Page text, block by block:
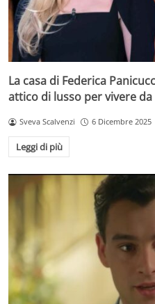
La casa di Federica
attico di lusso per vivere
Sveva Scalvenzi 6 Dicembre 2025
Leggi di più